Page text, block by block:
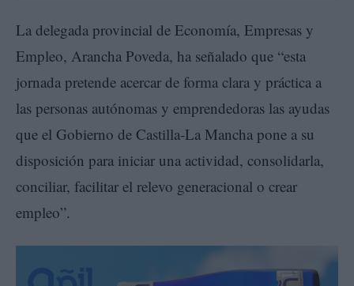
La delegada provincial de Economía, Empresas y
Empleo, Arancha Poveda, ha señalado que “esta
jornada pretende acercar de forma clara y práctica a
las personas autónomas y emprendedoras las ayudas
que el Gobierno de Castilla-La Mancha pone a su
disposición para iniciar una actividad, consolidarla,
conciliar, facilitar el relevo generacional o crear
empleo”.